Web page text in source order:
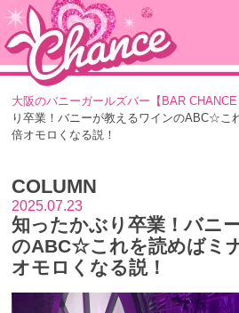
HOME
TOPページ
コンセプト
GIRLS
メニュー・料
EVENTS
SHOP
店舗情報・よ
大阪のバニーガールズバー【BAR CHANCE
り卒業！バニーが教えるワインのABC☆こ
倍オモロくなる説！
COLUMN
2025.07.23
知ったかぶり卒業！バニ
のABC☆これを読めばミ
オモロくなる説！